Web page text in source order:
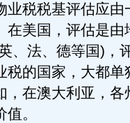
业税税基评估应由
在美国，评估是由
、法、德等国)，
税的国家，大都单
，在澳大利亚，各
。